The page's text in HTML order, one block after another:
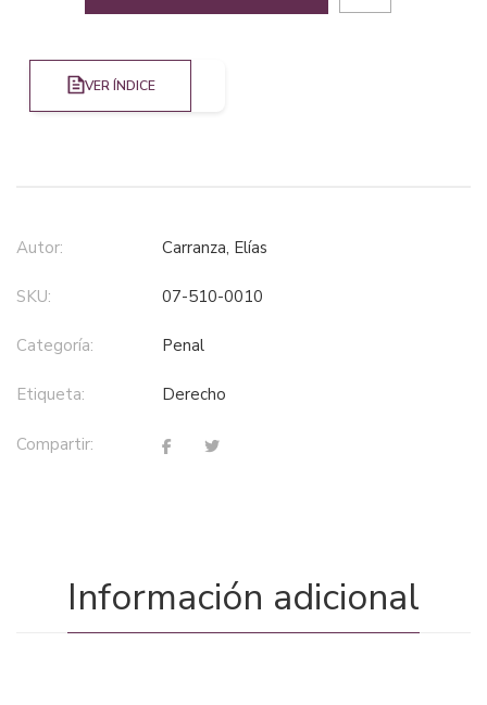
VER ÍNDICE
Autor: Carranza, Elías
SKU: 07-510-0010
Categoría: penal
Etiqueta: derecho
Compartir:
Información adicional